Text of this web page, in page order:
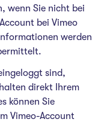
wenn Sie nicht bei
bei Vimeo
werden
sind,
direkt Ihrem
können Sie
Vimeo-Account